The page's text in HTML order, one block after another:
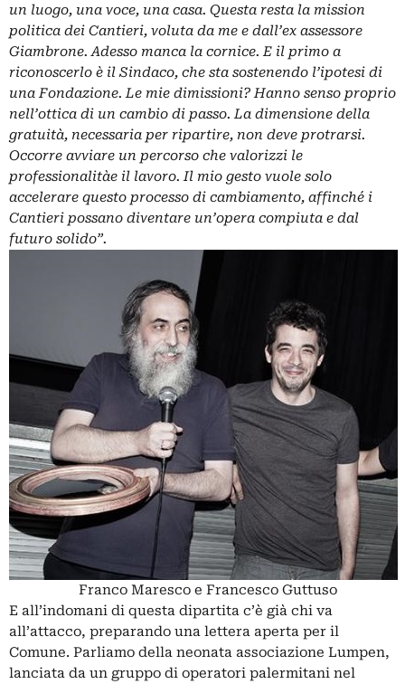
un luogo, una voce, una casa. Questa resta la mission
politica dei Cantieri, voluta da me e dall’ex assessore
Giambrone. Adesso manca la cornice. E il primo a
riconoscerlo è il Sindaco, che sta sostenendo l’ipotesi di
una Fondazione. Le mie dimissioni? Hanno senso proprio
nell’ottica di un cambio di passo. La dimensione della
gratuità, necessaria per ripartire, non deve protrarsi.
Occorre avviare un percorso che valorizzi le
professionalitàe il lavoro. Il mio gesto vuole solo
accelerare questo processo di cambiamento, affinché i
Cantieri possano diventare un’opera compiuta e dal
futuro solido”.
Franco Maresco e Francesco Guttuso
E all’indomani di questa dipartita c’è già chi va
all’attacco, preparando una lettera aperta per il
Comune. Parliamo della neonata associazione Lumpen,
lanciata da un gruppo di operatori palermitani nel